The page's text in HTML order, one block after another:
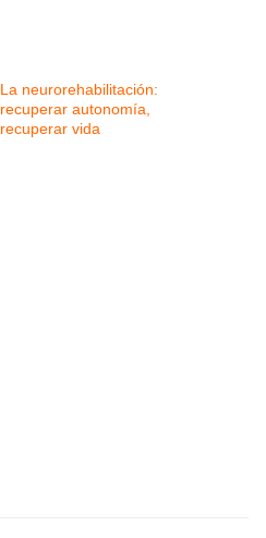
La neurorehabilitación:
recuperar autonomía,
recuperar vida